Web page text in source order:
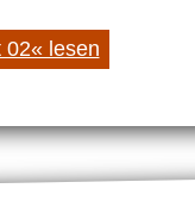
02« lesen